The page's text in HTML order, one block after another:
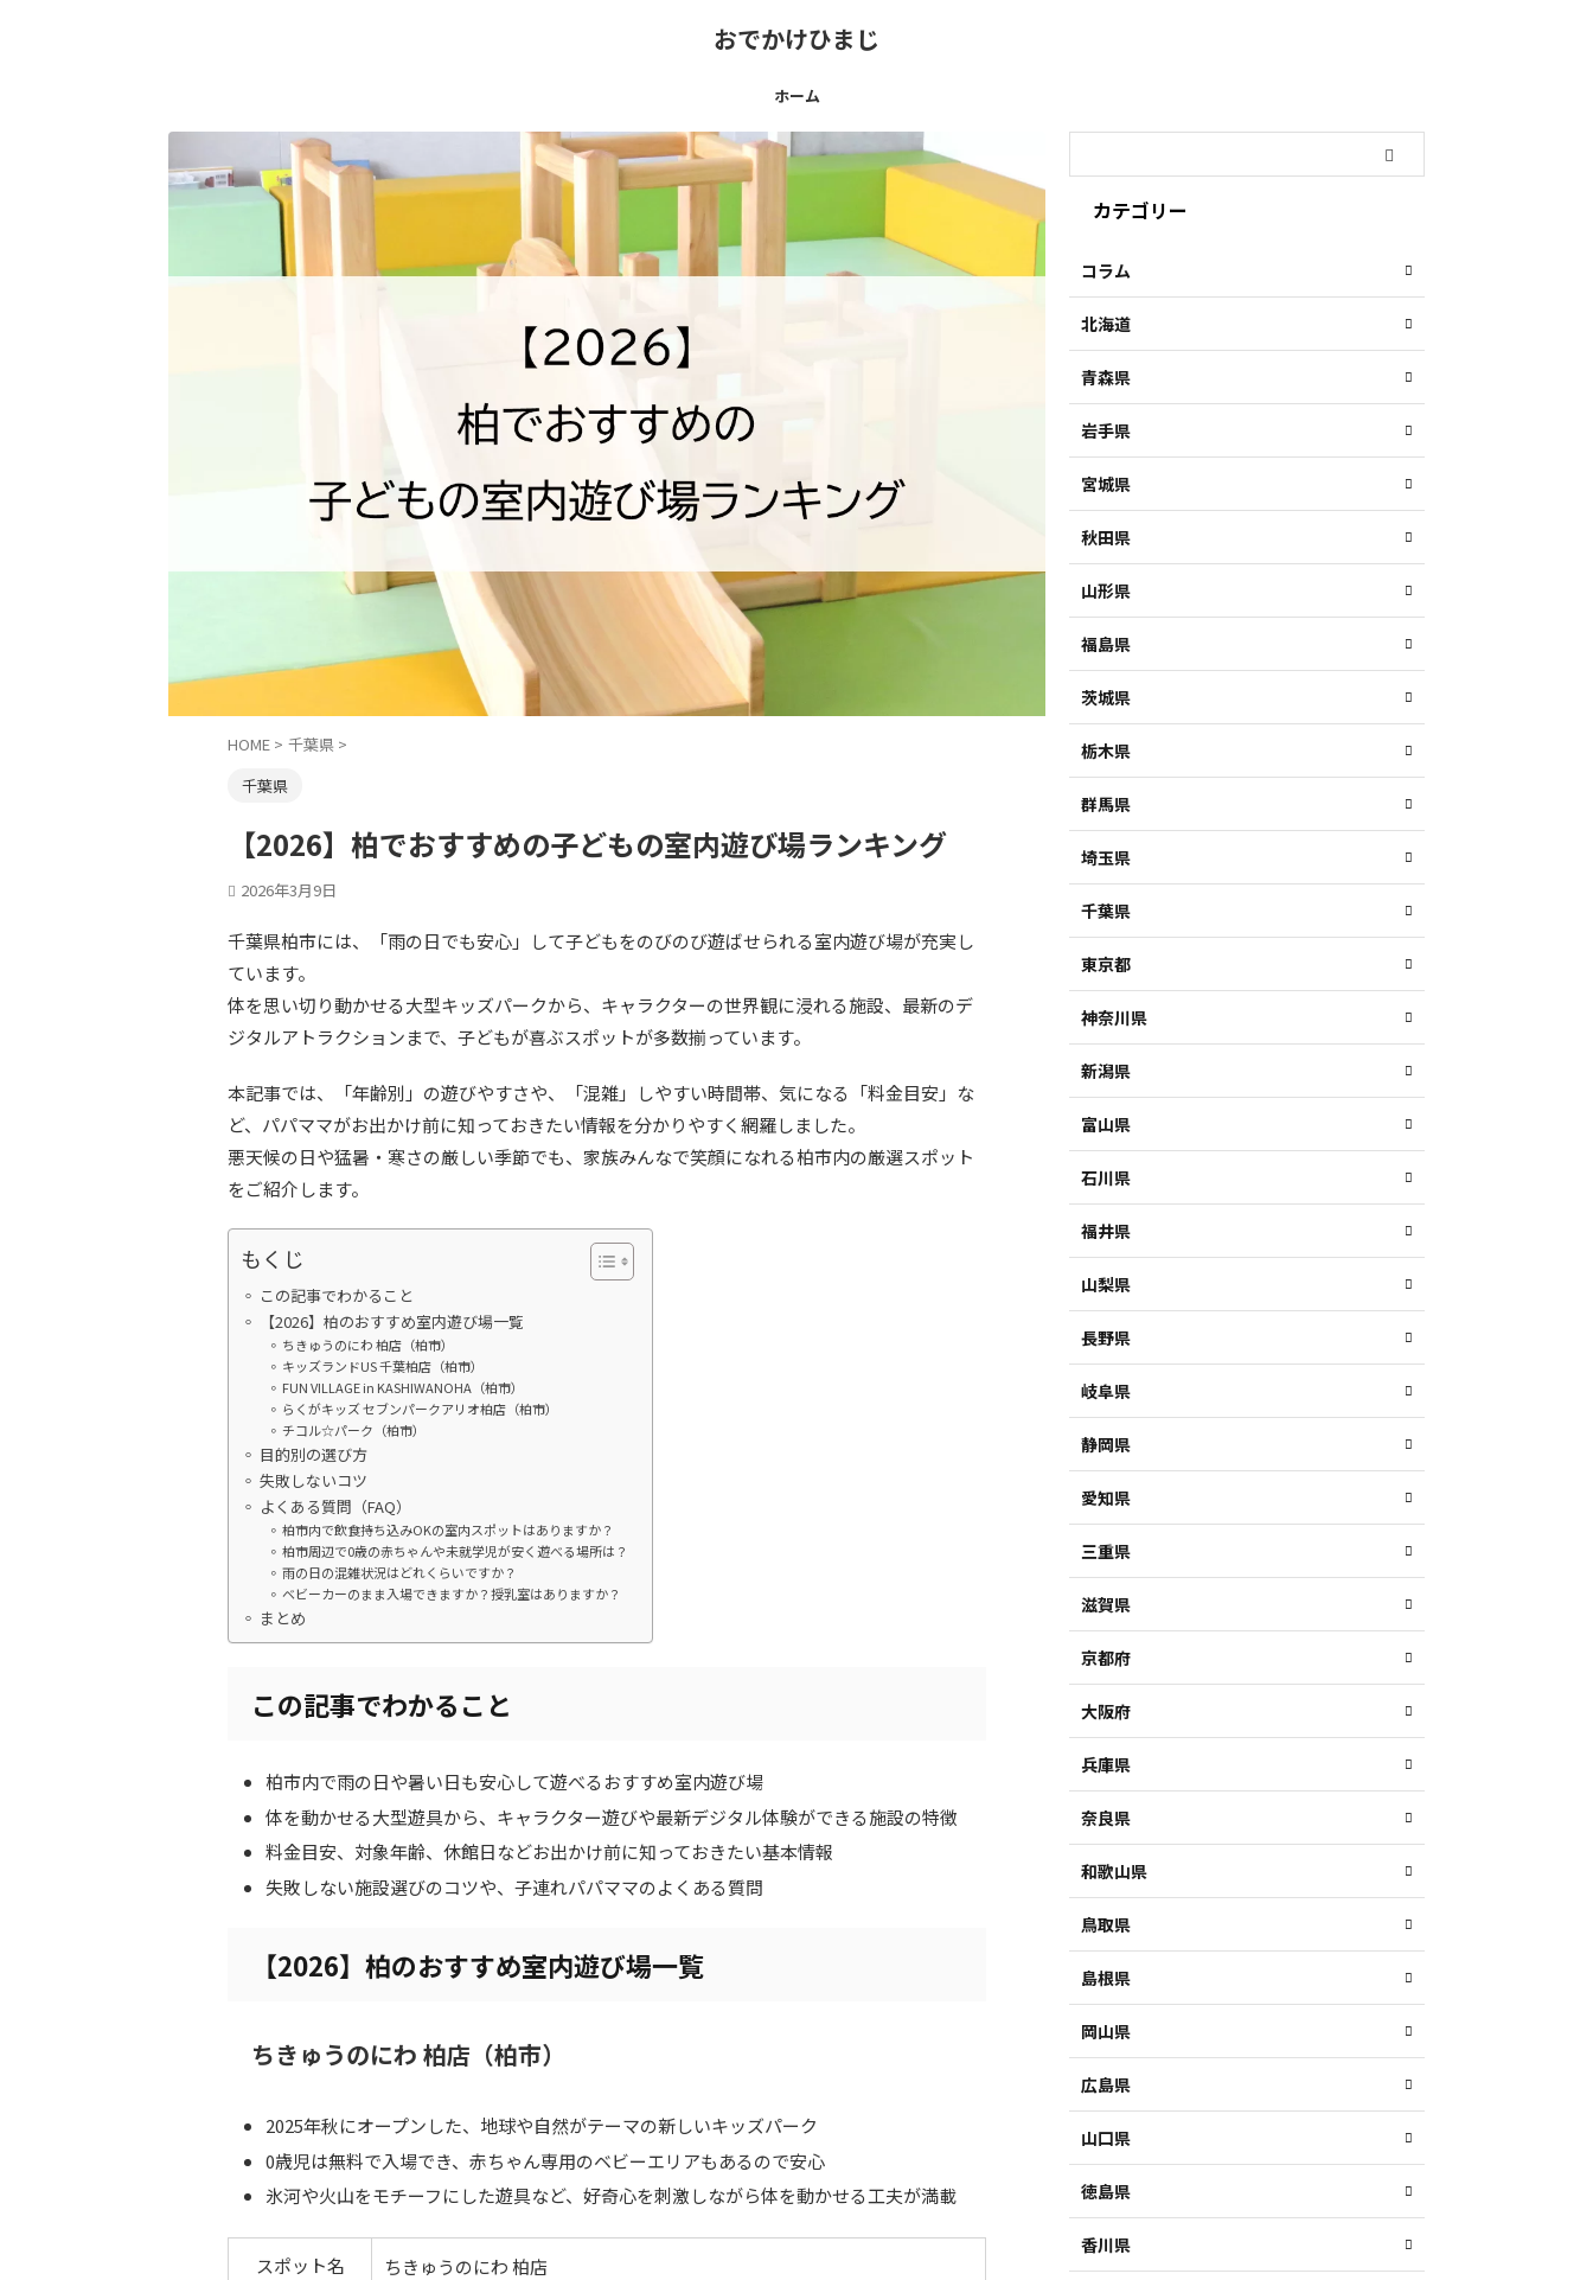
おでかけひまじ
ホーム
HOME > 千葉県 >
千葉県
【2026】柏でおすすめの子どもの室内遊び場ランキング
2026年3月9日
千葉県柏市には、「雨の日でも安心」して子どもをのびのび遊ばせられる室内遊び場が充実し
ています。
体を思い切り動かせる大型キッズパークから、キャラクターの世界観に浸れる施設、最新のデ
ジタルアトラクションまで、子どもが喜ぶスポットが多数揃っています。
本記事では、「年齢別」の遊びやすさや、「混雑」しやすい時間帯、気になる「料金目安」な
ど、パパママがお出かけ前に知っておきたい情報を分かりやすく網羅しました。
悪天候の日や猛暑・寒さの厳しい季節でも、家族みんなで笑顔になれる柏市内の厳選スポット
をご紹介します。
もくじ
この記事でわかること
【2026】柏のおすすめ室内遊び場一覧
ちきゅうのにわ 柏店（柏市）
キッズランドUS 千葉柏店（柏市）
FUN VILLAGE in KASHIWANOHA（柏市）
らくがキッズ セブンパークアリオ柏店（柏市）
チコル☆パーク（柏市）
目的別の選び方
失敗しないコツ
よくある質問（FAQ）
柏市内で飲食持ち込みOKの室内スポットはありますか？
柏市周辺で0歳の赤ちゃんや未就学児が安く遊べる場所は？
雨の日の混雑状況はどれくらいですか？
ベビーカーのまま入場できますか？授乳室はありますか？
まとめ
この記事でわかること
柏市内で雨の日や暑い日も安心して遊べるおすすめ室内遊び場
体を動かせる大型遊具から、キャラクター遊びや最新デジタル体験ができる施設の特徴
料金目安、対象年齢、休館日などお出かけ前に知っておきたい基本情報
失敗しない施設選びのコツや、子連れパパママのよくある質問
【2026】柏のおすすめ室内遊び場一覧
ちきゅうのにわ 柏店（柏市）
2025年秋にオープンした、地球や自然がテーマの新しいキッズパーク
0歳児は無料で入場でき、赤ちゃん専用のベビーエリアもあるので安心
氷河や火山をモチーフにした遊具など、好奇心を刺激しながら体を動かせる工夫が満載
スポット名 ちきゅうのにわ 柏店
カテゴリー
コラム
北海道
青森県
岩手県
宮城県
秋田県
山形県
福島県
茨城県
栃木県
群馬県
埼玉県
千葉県
東京都
神奈川県
新潟県
富山県
石川県
福井県
山梨県
長野県
岐阜県
静岡県
愛知県
三重県
滋賀県
京都府
大阪府
兵庫県
奈良県
和歌山県
鳥取県
島根県
岡山県
広島県
山口県
徳島県
香川県